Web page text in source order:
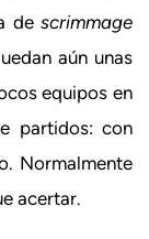
de scrimmage
aún unas
equipos en
partidos: con
Normalmente
acertar.